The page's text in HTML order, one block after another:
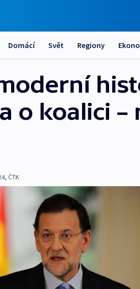
Domácí Svět Regiony
o koalici
, ČTK